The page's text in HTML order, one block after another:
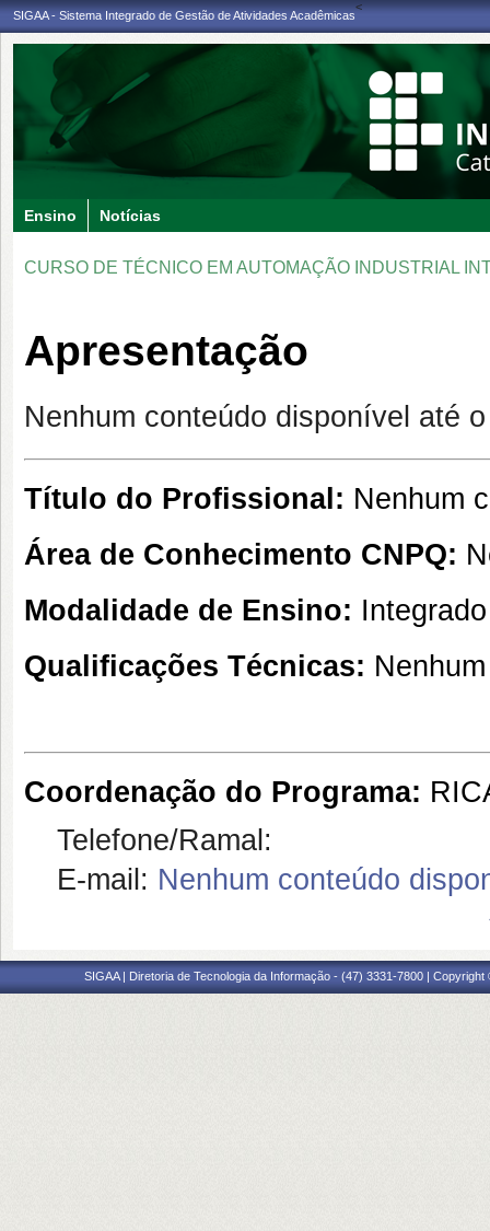
SIGAA - Sistema Integrado de Gestão de Atividades Acadêmicas
<
Ensino Notícias
CURSO DE TÉCNICO EM AUTOMAÇÃO INDUSTRIAL
Apresentação
Nenhum conteúdo disponível até
Título do Profissional: Nenhum
Área de Conhecimento CNPQ:
Modalidade de Ensino: Integrado
Qualificações Técnicas:
Coordenação do Programa:
Telefone/Ramal:
E-mail: Nenhum conteúdo
SIGAA | Diretoria de Tecnologia da Informação - (47) 3331-7800 |